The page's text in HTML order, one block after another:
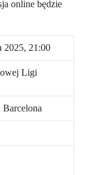
online będzie
2025, 21:00
Ligi